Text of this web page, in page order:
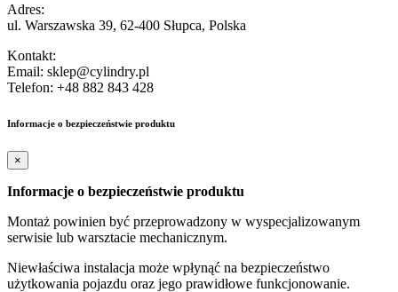
Adres:
ul. Warszawska 39, 62-400 Słupca, Polska
Kontakt:
Email: sklep@cylindry.pl
Telefon: +48 882 843 428
Informacje o bezpieczeństwie produktu
×
Informacje o bezpieczeństwie produktu
Montaż powinien być przeprowadzony w wyspecjalizowanym
serwisie lub warsztacie mechanicznym.
Niewłaściwa instalacja może wpłynąć na bezpieczeństwo
użytkowania pojazdu oraz jego prawidłowe funkcjonowanie.